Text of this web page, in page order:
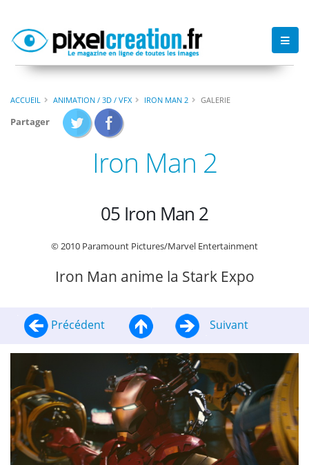
ACCUEIL ANIMATION / 3D / VFX IRON MAN 2 GALERIE
Partager
Iron Man 2
05 Iron Man 2
© 2010 Paramount Pictures/Marvel Entertainment
Iron Man anime la Stark Expo
Précédent Suivant